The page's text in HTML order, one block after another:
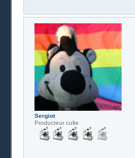
Sergiot
Producteur culte